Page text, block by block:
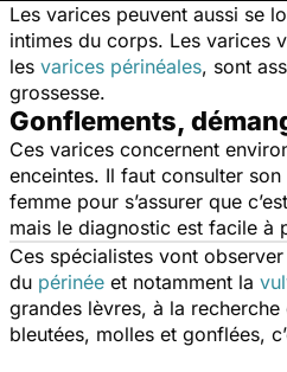
Les varices peuvent aussi se
intimes du corps. Les varices
les varices périnéales, sont
grossesse.
Gonflements,
Ces varices concernent
enceintes. Il faut consulter
femme pour s’assurer que
mais le diagnostic est facile à
Ces spécialistes vont
du périnée et notamment la
grandes lèvres, à la
bleutées, molles et gonflées,